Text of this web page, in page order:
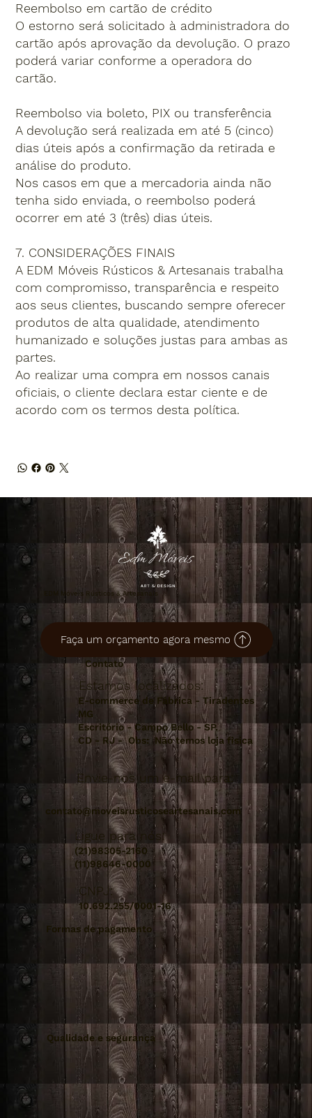
Reembolso em cartão de crédito
O estorno será solicitado à administradora do
cartão após aprovação da devolução. O prazo
poderá variar conforme a operadora do
cartão.
Reembolso via boleto, PIX ou transferência
A devolução será realizada em até 5 (cinco)
dias úteis após a confirmação da retirada e
análise do produto.
Nos casos em que a mercadoria ainda não
tenha sido enviada, o reembolso poderá
ocorrer em até 3 (três) dias úteis.
7. CONSIDERAÇÕES FINAIS
A EDM Móveis Rústicos & Artesanais trabalha
com compromisso, transparência e respeito
aos seus clientes, buscando sempre oferecer
produtos de alta qualidade, atendimento
humanizado e soluções justas para ambas as
partes.
Ao realizar uma compra em nossos canais
oficiais, o cliente declara estar ciente e de
acordo com os termos desta política.
EDM Móveis Rústicos & Artesanais
Faça um orçamento agora mesmo
Contato
Estamos localizados:
E-commerce de Fábrica - Tiradentes
MG
Escritório - Campo Bello - SP.
CD - RJ - Obs: Não temos loja fisica
Envie-nos um e-mail para:
contato@moveisrusticoseartesanais.com
Ligue para nós:
(21)98305-2160
(11)98646-0000
CNPJ:
10.692.255/0001-16
Formas de pagamento
Qualidade e segurança